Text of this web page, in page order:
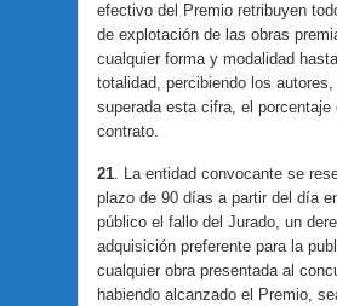
efectivo del Premio retribuyen
de explotación de las obras
cualquier forma y modalidad
totalidad, percibiendo los autores,
superada esta cifra, el porcentaje
contrato.
21. La entidad convocante se
plazo de 90 días a partir del día
público el fallo del Jurado, un
adquisición preferente para la
cualquier obra presentada al
habiendo alcanzado el Premio,